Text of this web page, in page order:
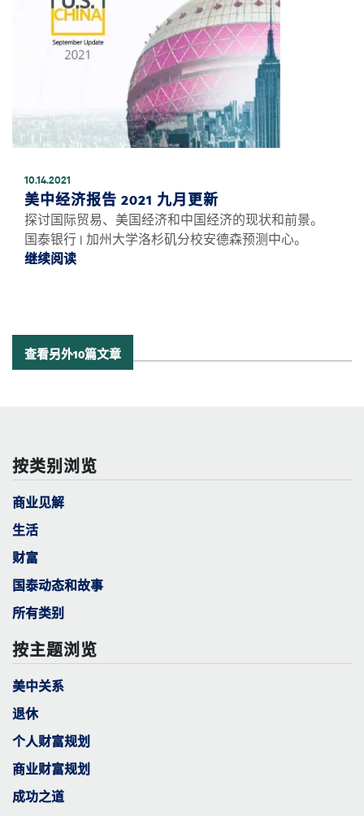
10.14.2021
美中经济报告 2021 九月更新
探讨国际贸易、美国经济和中国经济的现状和前景。
国泰银行 | 加州大学洛杉矶分校安德森预测中心。
继续阅读继续阅读美中经济报告 2021 九月更新 *
按类别浏览
商业见解
生活
财富
国泰动态和故事
所有类别
按主题浏览
美中关系
退休
个人财富规划
商业财富规划
成功之道
查看另外10篇文章